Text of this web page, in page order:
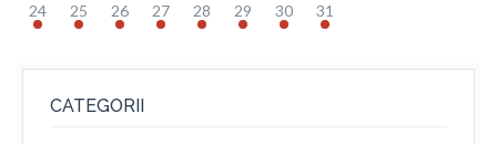
24 25 26 27 28 29 30 31
CATEGORII